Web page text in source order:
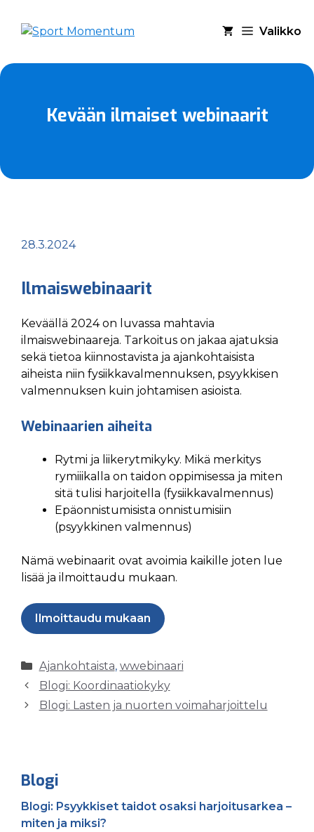
sisältöön
Valikko
Kevään ilmaiset webinaarit
28.3.2024
Ilmaiswebinaarit
Keväällä 2024 on luvassa mahtavia
ilmaiswebinaareja. Tarkoitus on jakaa ajatuksia
sekä tietoa kiinnostavista ja ajankohtaisista
aiheista niin fysiikkavalmennuksen, psyykkisen
valmennuksen kuin johtamisen asioista.
Webinaarien aiheita
Rytmi ja liikerytmikyky. Mikä merkitys
rymiiikalla on taidon oppimisessa ja miten
sitä tulisi harjoitella (fysiikkavalmennus)
Epäonnistumisista onnistumisiin
(psyykkinen valmennus)
Nämä webinaarit ovat avoimia kaikille joten lue
lisää ja ilmoittaudu mukaan.
Ilmoittaudu mukaan
Kategoriat
Ajankohtaista, wwebinaari
Blogi: Koordinaatiokyky
Blogi: Lasten ja nuorten voimaharjoittelu
Blogi
Blogi: Psyykkiset taidot osaksi harjoitusarkea –
miten ja miksi?